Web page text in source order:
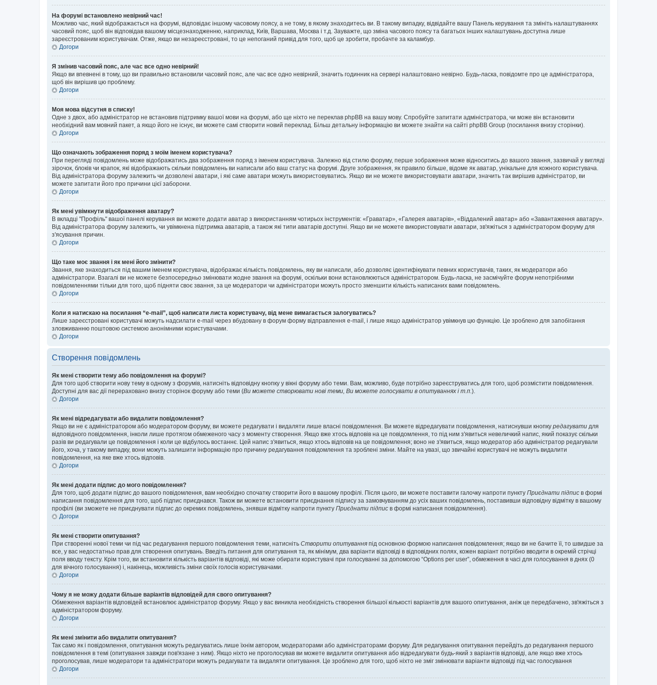
На форумі встановлено невірний час!
Можливо час, який відображається на форумі, відповідає іншому часовому поясу, а не тому, в якому знаходитесь ви. В такому випадку, відвідайте вашу Панель керування та змініть налаштуваннях
часовий пояс, щоб він відповідав вашому місцезнаходженню, наприклад, Київ, Варшава, Москва і т.д. Зауважте, що зміна часового поясу та багатьох інших налаштувань доступна лише
зареєстрованим користувачам. Отже, якщо ви незареєстровані, то це непоганий привід для того, щоб це зробити, пробачте за каламбур.
Догори
Я змінив часовий пояс, але час все одно невірний!
Якщо ви впевнені в тому, що ви правильно встановили часовий пояс, але час все одно невірний, значить годинник на сервері налаштовано невірно. Будь-ласка, повідомте про це адміністратора,
щоб він вирішив цю проблему.
Догори
Моя мова відсутня в списку!
Одне з двох, або адміністратор не встановив підтримку вашої мови на форумі, або ще ніхто не переклав phpBB на вашу мову. Спробуйте запитати адміністратора, чи може він встановити
необхідний вам мовний пакет, а якщо його не існує, ви можете самі створити новий переклад. Більш детальну інформацію ви можете знайти на сайті phpBB Group (посилання внизу сторінки).
Догори
Що означають зображення поряд з моїм іменем користувача?
При перегляді повідомлень може відображатись два зображення поряд з іменем користувача. Залежно від стилю форуму, перше зображення може відноситись до вашого звання, зазвичай у вигляді
зірочок, блоків чи крапок, які відображають скільки повідомлень ви написали або ваш статус на форумі. Друге зображення, як правило більше, відоме як аватар, унікальне для кожного користувача.
Від адміністратора форуму залежить чи дозволені аватари, і які саме аватари можуть використовуватись. Якщо ви не можете використовувати аватари, значить так вирішив адміністратор, ви
можете запитати його про причини цієї заборони.
Догори
Як мені увімкнути відображення аватару?
В вкладці "Профіль" вашої панелі керування ви можете додати аватар з використанням чотирьох інструментів: «Граватар», «Галерея аватарів», «Віддалений аватар» або «Завантаження аватару».
Від адміністратора форуму залежить, чи увімкнена підтримка аватарів, а також які типи аватарів доступні. Якщо ви не можете використовувати аватари, зв'яжіться з адміністратором форуму для
з'ясування причин.
Догори
Що таке моє звання і як мені його змінити?
Звання, яке знаходиться під вашим іменем користувача, відображає кількість повідомлень, яку ви написали, або дозволяє ідентифікувати певних користувачів, таких, як модератори або
адміністратори. Взагалі ви не можете безпосередньо змінювати жодне звання на форумі, оскільки вони встановлюються адміністратором. Будь-ласка, не засмічуйте форум непотрібними
повідомленнями тільки для того, щоб підняти своє звання, за це модератори чи адміністратори можуть просто зменшити кількість написаних вами повідомлень.
Догори
Коли я натискаю на посилання “e-mail”, щоб написати листа користувачу, від мене вимагається залогуватись?
Лише зареєстровані користувачі можуть надсилати e-mail через вбудовану в форум форму відправлення e-mail, і лише якщо адміністратор увімкнув цю функцію. Це зроблено для запобігання
зловживанню поштовою системою анонімними користувачами.
Догори
Створення повідомлень
Як мені створити тему або повідомлення на форумі?
Для того щоб створити нову тему в одному з форумів, натисніть відповідну кнопку у вікні форуму або теми. Вам, можливо, буде потрібно зареєструватись для того, щоб розмістити повідомлення.
Доступні для вас дії перераховано внизу сторінок форуму або теми (Ви можете створювати нові теми, Ви можете голосувати в опитуваннях і т.п. ).
Догори
Як мені відредагувати або видалити повідомлення?
Якщо ви не є адміністратором або модератором форуму, ви можете редагувати і видаляти лише власні повідомлення. Ви можете відредагувати повідомлення, натиснувши кнопку редагувати для
відповідного повідомлення, інколи лише протягом обмеженого часу з моменту створення. Якщо вже хтось відповів на це повідомлення, то під ним з'явиться невеличкий напис, який показує скільки
разів ви редагували це повідомлення і коли це відбулось востаннє. Цей напис з'явиться, якщо хтось відповів на це повідомлення; воно не з'явиться, якщо модератор або адміністратор редагували
його, хоча, у такому випадку, вони можуть залишити інформацію про причину редагування повідомлення та зроблені зміни. Майте на увазі, що звичайні користувачі не можуть видалити
повідомлення, на яке вже хтось відповів.
Догори
Як мені додати підпис до мого повідомлення?
Для того, щоб додати підпис до вашого повідомлення, вам необхідно спочатку створити його в вашому профілі. Після цього, ви можете поставити галочку напроти пункту Приєднати підпис в формі
написання повідомлення для того, щоб підпис приєднався. Також ви можете встановити приєднання підпису за замовчуванням до усіх ваших повідомлень, поставивши відповідну відмітку в вашому
профілі (ви зможете не приєднувати підпис до окремих повідомлень, знявши відмітку напроти пункту Приєднати підпис в формі написання повідомлення).
Догори
Як мені створити опитування?
При створенні нової теми чи під час редагування першого повідомлення теми, натисніть Створити опитування під основною формою написання повідомлення; якщо ви не бачите її, то швидше за
все, у вас недостатньо прав для створення опитувань. Введіть питання для опитування та, як мінімум, два варіанти відповіді в відповідних полях, кожен варіант потрібно вводити в окремій стрічці
поля вводу тексту. Крім того, ви встановити кількість варіантів відповіді, які може обирати користувачі при голосуванні за допомогою “Options per user”, обмеження в часі для голосування в днях (0
для вічного голосування) і, накінець, можливість зміни своїх голосів користувачами.
Догори
Чому я не можу додати більше варіантів відповідей для свого опитування?
Обмеження варіантів відповідей встановлює адміністратор форуму. Якщо у вас виникла необхідність створення більшої кількості варіантів для вашого опитування, аніж це передбачено, зв'яжіться з
адміністратором форуму.
Догори
Як мені змінити або видалити опитування?
Так само як і повідомлення, опитування можуть редагуватись лише їхнім автором, модераторами або адміністраторами форуму. Для редагування опитування перейдіть до редагування першого
повідомлення в темі (опитування завжди пов'язане з ним). Якщо ніхто не проголосував ви можете видалити опитування або відредагувати будь-який з варіантів відповіді, але якщо вже хтось
проголосував, лише модератори та адміністратори можуть редагувати та видаляти опитування. Це зроблено для того, щоб ніхто не зміг змінювати варіанти відповіді під час голосування
Догори